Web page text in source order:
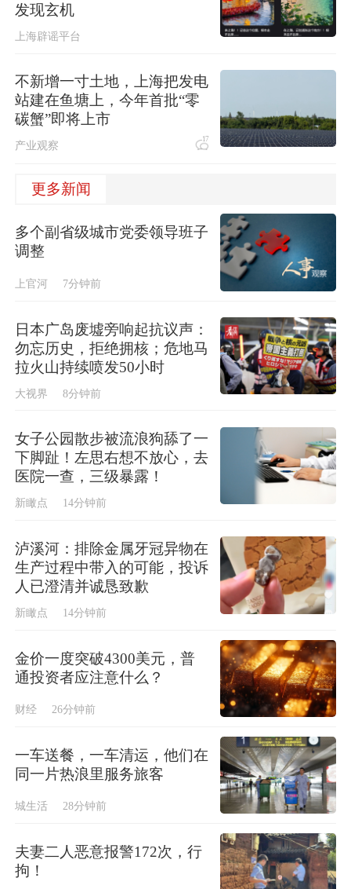
发现玄机
上海辟谣平台
不新增一寸土地，上海把发电
站建在鱼塘上，今年首批“零
碳蟹”即将上市
产业观察 17
更多新闻
多个副省级城市党委领导班子
调整
上官河 7分钟前
日本广岛废墟旁响起抗议声：
勿忘历史，拒绝拥核；危地马
拉火山持续喷发50小时
大视界 8分钟前
女子公园散步被流浪狗舔了一
下脚趾！左思右想不放心，去
医院一查，三级暴露！
新瞰点 14分钟前
泸溪河：排除金属牙冠异物在
生产过程中带入的可能，投诉
人已澄清并诚恳致歉
新瞰点 14分钟前
金价一度突破4300美元，普
通投资者应注意什么？
财经 26分钟前
一车送餐，一车清运，他们在
同一片热浪里服务旅客
城生活 28分钟前
夫妻二人恶意报警172次，行
拘！